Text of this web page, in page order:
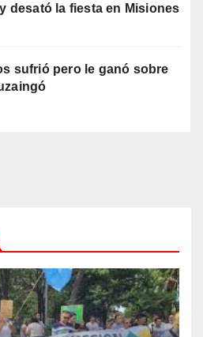
desató la fiesta en Misiones
sufrió pero le ganó sobre